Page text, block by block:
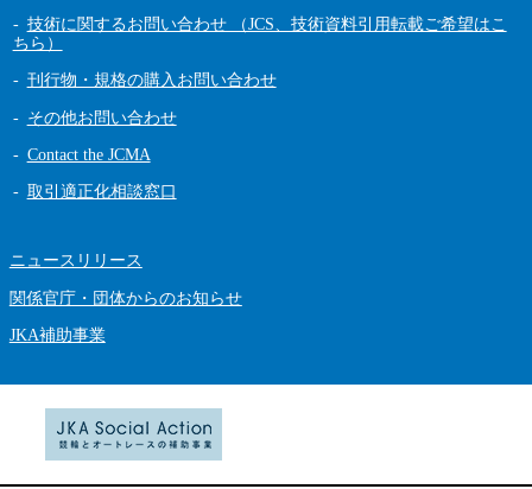
技術に関するお問い合わせ （JCS、技術資料引用転載ご希望はこ
ちら）
刊行物・規格の購入お問い合わせ
その他お問い合わせ
Contact the JCMA
取引適正化相談窓口
ニュースリリース
関係官庁・団体からのお知らせ
JKA補助事業